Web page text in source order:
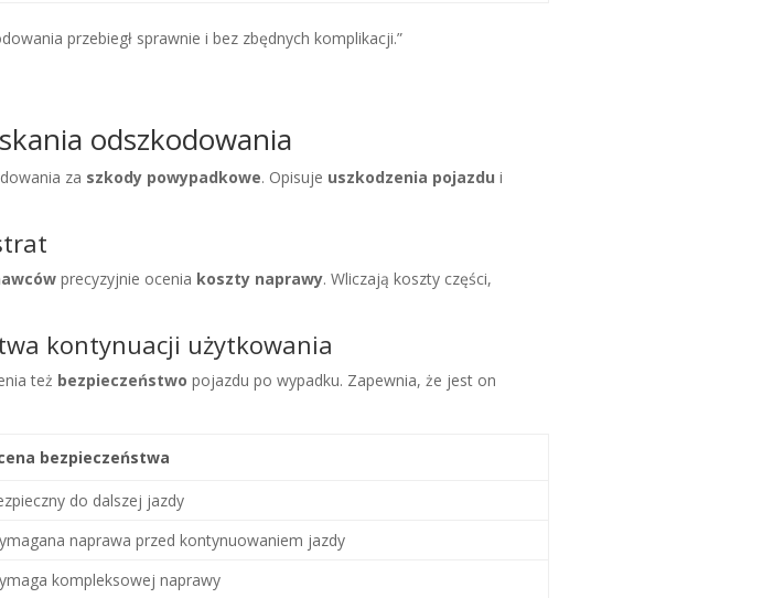
przebiegł sprawnie i bez zbędnych komplikacji.”
odszkodowania
za szkody powypadkowe. Opisuje uszkodzenia pojazdu i
precyzyjnie ocenia koszty naprawy. Wliczają koszty części,
kontynuacji użytkowania
też bezpieczeństwo pojazdu po wypadku. Zapewnia, że jest on
bezpieczeństwa
do dalszej jazdy
naprawa przed kontynuowaniem jazdy
kompleksowej naprawy